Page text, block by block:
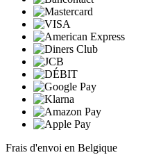
Frais d'envoi en Belgique